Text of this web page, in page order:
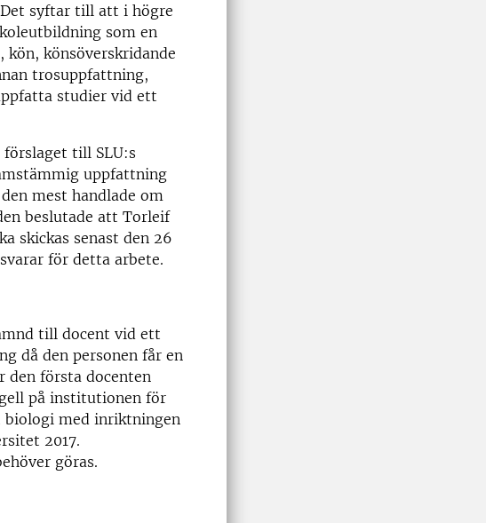
syftar till att i högre
som en
könsöverskridande
trosuppfattning,
studier vid ett
till SLU:s
uppfattning
mest handlade om
beslutade att Torleif
skickas senast den 26
för detta arbete.
till docent vid ett
då den personen får en
den första docenten
på institutionen för
biologi med inriktningen
2017.
göras.